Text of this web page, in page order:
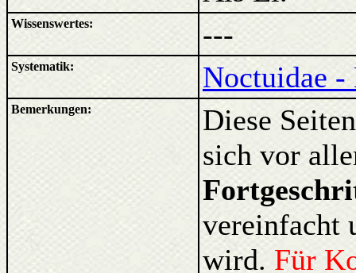
Wissenswertes: ---
Systematik: Noctuidae -
Bemerkungen:
Diese
sich vor
vereinfacht
wird. Für